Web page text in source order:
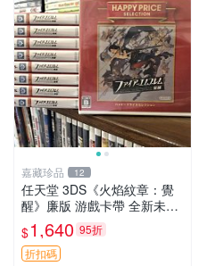
嘉藏珍品 12
任天堂 3DS《火焰紋章：覺
醒》廉版 游戲卡帶 全新未拆
封 完美膜保護 購買需查機器
火焰紋章 煥醒 3ds
$1,640 95折
折扣碼